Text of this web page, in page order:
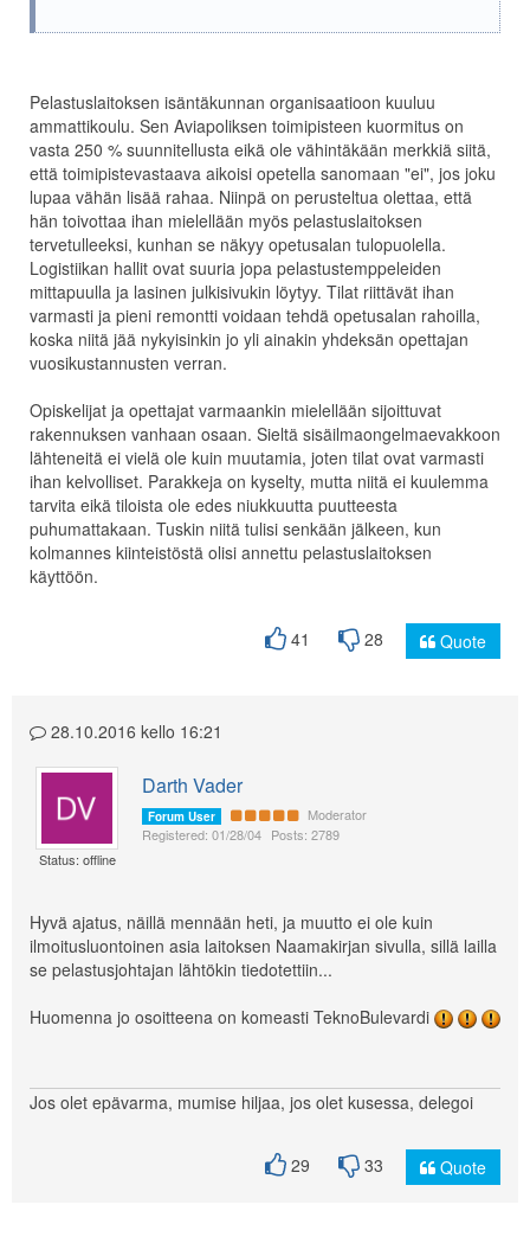
Pelastuslaitoksen isäntäkunnan organisaatioon kuuluu
ammattikoulu. Sen Aviapoliksen toimipisteen kuormitus on
vasta 250 % suunnitellusta eikä ole vähintäkään merkkiä siitä,
että toimipistevastaava aikoisi opetella sanomaan "ei", jos joku
lupaa vähän lisää rahaa. Niinpä on perusteltua olettaa, että
hän toivottaa ihan mielellään myös pelastuslaitoksen
tervetulleeksi, kunhan se näkyy opetusalan tulopuolella.
Logistiikan hallit ovat suuria jopa pelastustemppeleiden
mittapuulla ja lasinen julkisivukin löytyy. Tilat riittävät ihan
varmasti ja pieni remontti voidaan tehdä opetusalan rahoilla,
koska niitä jää nykyisinkin jo yli ainakin yhdeksän opettajan
vuosikustannusten verran.
Opiskelijat ja opettajat varmaankin mielellään sijoittuvat
rakennuksen vanhaan osaan. Sieltä sisäilmaongelmaevakkoon
lähteneitä ei vielä ole kuin muutamia, joten tilat ovat varmasti
ihan kelvolliset. Parakkeja on kyselty, mutta niitä ei kuulemma
tarvita eikä tiloista ole edes niukkuutta puutteesta
puhumattakaan. Tuskin niitä tulisi senkään jälkeen, kun
kolmannes kiinteistöstä olisi annettu pelastuslaitoksen
käyttöön.
41 28 Quote
28.10.2016 kello 16:21
Status: offline
Darth Vader
Forum User
Moderator
Registered: 01/28/04 Posts: 2789
Hyvä ajatus, näillä mennään heti, ja muutto ei ole kuin
ilmoitusluontoinen asia laitoksen Naamakirjan sivulla, sillä lailla
se pelastusjohtajan lähtökin tiedotettiin...
Huomenna jo osoitteena on komeasti TeknoBulevardi
Jos olet epävarma, mumise hiljaa, jos olet kusessa, delegoi
29 33 Quote